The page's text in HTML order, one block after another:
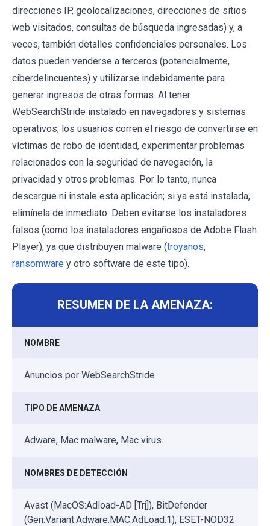
direcciones IP, geolocalizaciones, direcciones de sitios
web visitados, consultas de búsqueda ingresadas) y, a
veces, también detalles confidenciales personales. Los
datos pueden venderse a terceros (potencialmente,
ciberdelincuentes) y utilizarse indebidamente para
generar ingresos de otras formas. Al tener
WebSearchStride instalado en navegadores y sistemas
operativos, los usuarios corren el riesgo de convertirse en
víctimas de robo de identidad, experimentar problemas
relacionados con la seguridad de navegación, la
privacidad y otros problemas. Por lo tanto, nunca
descargue ni instale esta aplicación; si ya está instalada,
elimínela de inmediato. Deben evitarse los instaladores
falsos (como los instaladores engañosos de Adobe Flash
Player), ya que distribuyen malware (troyanos,
ransomware y otro software de este tipo).
RESUMEN DE LA AMENAZA:
NOMBRE
Anuncios por WebSearchStride
TIPO DE AMENAZA
Adware, Mac malware, Mac virus.
NOMBRES DE DETECCIÓN
Avast (MacOS:Adload-AD [Trj]), BitDefender
(Gen:Variant.Adware.MAC.AdLoad.1), ESET-NOD32